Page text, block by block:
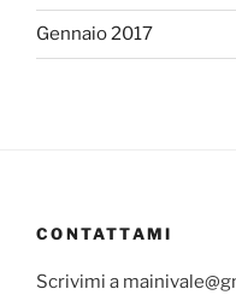
Gennaio 2017
CONTATTAMI
Scrivimi a